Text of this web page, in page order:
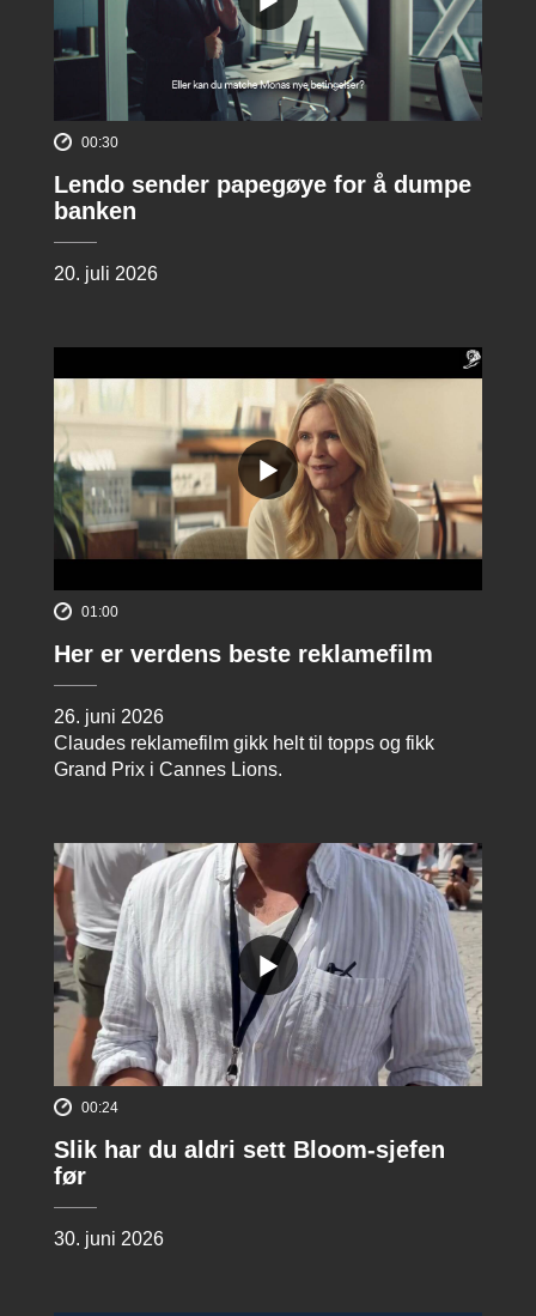
00:30
Lendo sender papegøye for å dumpe
banken
20. juli 2026
01:00
Her er verdens beste reklamefilm
26. juni 2026
Claudes reklamefilm gikk helt til topps og fikk
Grand Prix i Cannes Lions.
00:24
Slik har du aldri sett Bloom-sjefen
før
30. juni 2026